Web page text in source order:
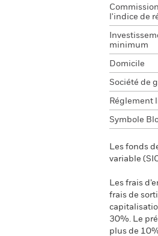
l'indice de
minimum
Domicile
Société de
Réglement
Symbole
Les fonds
variable
Les frais
frais de
30%. Le
plus de